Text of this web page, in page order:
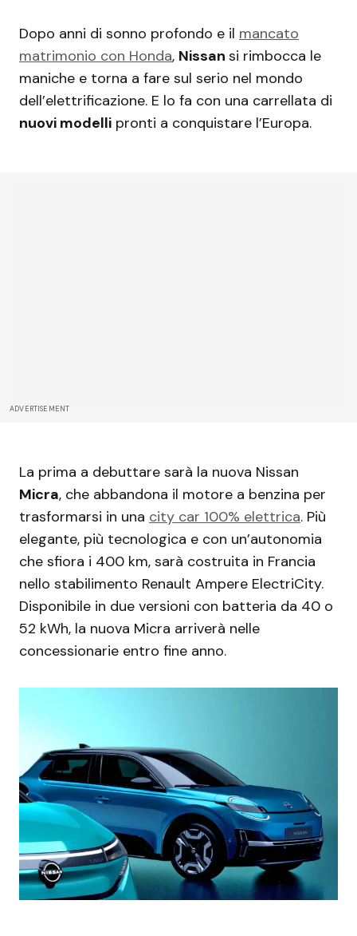
Dopo anni di sonno profondo e il mancato
matrimonio con Honda, Nissan si rimbocca le
maniche e torna a fare sul serio nel mondo
dell’elettrificazione. E lo fa con una carrellata di
nuovi modelli pronti a conquistare l’Europa.
ADVERTISEMENT
La prima a debuttare sarà la nuova Nissan
Micra, che abbandona il motore a benzina per
trasformarsi in una city car 100% elettrica. Più
elegante, più tecnologica e con un’autonomia
che sfiora i 400 km, sarà costruita in Francia
nello stabilimento Renault Ampere ElectriCity.
Disponibile in due versioni con batteria da 40 o
52 kWh, la nuova Micra arriverà nelle
concessionarie entro fine anno.